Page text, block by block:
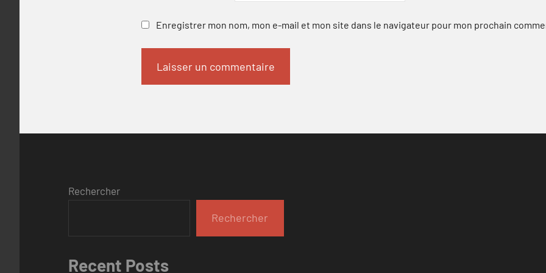
Enregistrer mon nom, mon e-mail et mon site dans le navigateur pour mon prochain
Rechercher
Rechercher
Recent Posts